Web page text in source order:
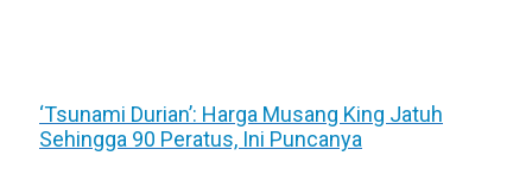
‘Tsunami Durian’: Harga Musang King Jatuh
Sehingga 90 Peratus, Ini Puncanya